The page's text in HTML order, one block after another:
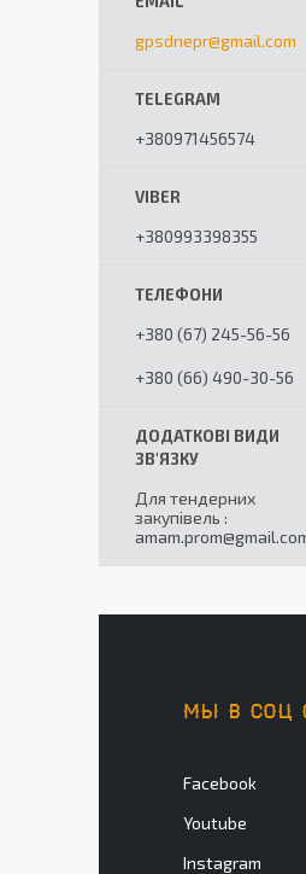
gpsdnepr@gmail.com
+380971456574
+380993398355
+380 (67) 245-56-56
+380 (66) 490-30-56
Для тендерних
закупівель
МЫ В СОЦ
Facebook
Youtube
Instagram